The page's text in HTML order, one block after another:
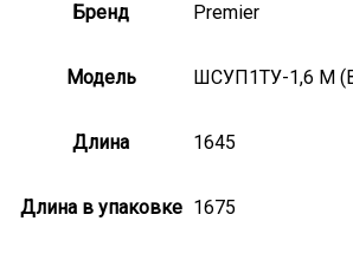
Бренд Premier
Модель ШСУП1ТУ-1,6 М
Длина 1645
Длина в упаковке 1675